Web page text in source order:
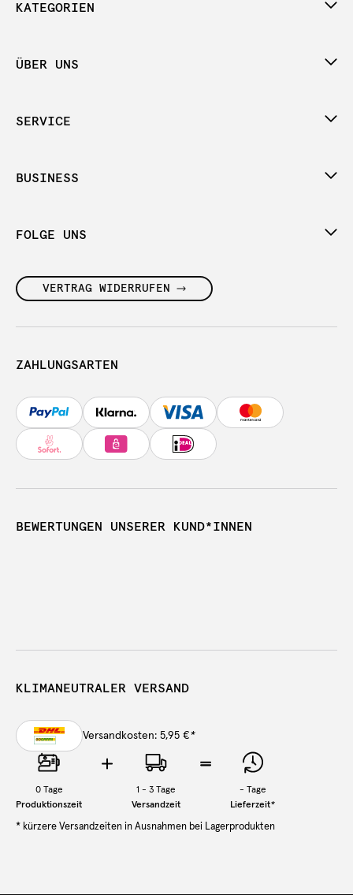
KATEGORIEN
ÜBER UNS
SERVICE
BUSINESS
FOLGE UNS
VERTRAG WIDERRUFEN
ZAHLUNGSARTEN
BEWERTUNGEN UNSERER KUND*INNEN
KLIMANEUTRALER VERSAND
Versandkosten: 5,95 €*
0Tage
Produktionszeit
1 - 3 Tage
Versandzeit
- Tage
Lieferzeit*
* kürzere Versandzeiten in Ausnahmen bei Lagerprodukten